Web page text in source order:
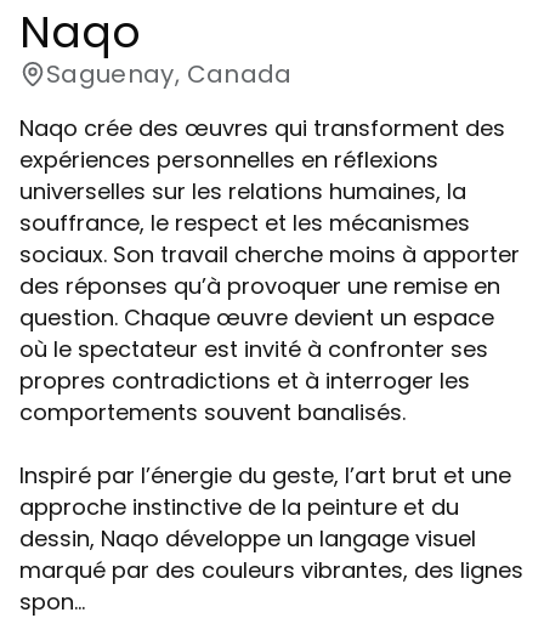
Naqo
Saguenay, Canada
Naqo crée des œuvres qui transforment des
expériences personnelles en réflexions
universelles sur les relations humaines, la
souffrance, le respect et les mécanismes
sociaux. Son travail cherche moins à apporter
des réponses qu’à provoquer une remise en
question. Chaque œuvre devient un espace
où le spectateur est invité à confronter ses
propres contradictions et à interroger les
comportements souvent banalisés.
Inspiré par l’énergie du geste, l’art brut et une
approche instinctive de la peinture et du
dessin, Naqo développe un langage visuel
marqué par des couleurs vibrantes, des lignes
spon...